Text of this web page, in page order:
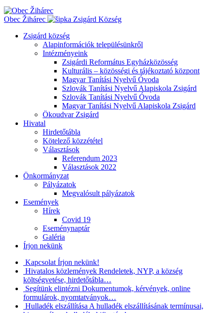
Obec Žihárec
Zsigárd Község
Zsigárd község
Alapinformációk településünkről
Intézményeink
Zsigárdi Református Egyházközösség
Kulturális – közösségi és tájékoztató központ
Magyar Tanítási Nyelvű Óvoda
Szlovák Tanítási Nyelvű Alapiskola Zsigárd
Szlovák Tanítási Nyelvű Óvoda
Magyar Tanítási Nyelvű Alapiskola Zsigárd
Ökoudvar Zsigárd
Hivatal
Hirdetőtábla
Kötelező közzététel
Választások
Referendum 2023
Választások 2022
Önkormányzat
Pályázatok
Megvalósult pályázatok
Események
Hírek
Covid 19
Eseménynaptár
Galéria
Írjon nekünk
Kapcsolat Írjon nekünk!
Hivatalos közlemények Rendeletek, NYP, a község
költségvetése, hirdetőtábla…
Segítünk elintézni Dokumentumok, kérvények, online
formulárok, nyomtatványok…
Hulladék elszállítása A hulladék elszállításának termínusai,